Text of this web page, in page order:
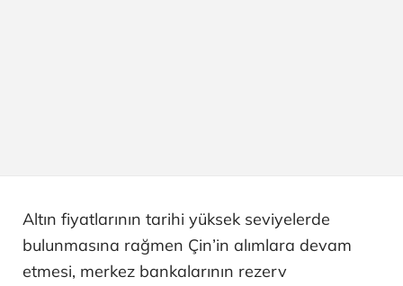
Altın fiyatlarının tarihi yüksek seviyelerde
bulunmasına rağmen Çin’in alımlara devam
etmesi, merkez bankalarının rezerv